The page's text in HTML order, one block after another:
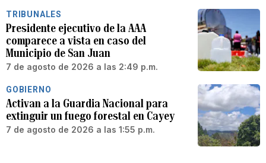
TRIBUNALES
Presidente ejecutivo de la AAA
comparece a vista en caso del
Municipio de San Juan
7 de agosto de 2026 a las 2:49 p.m.
GOBIERNO
Activan a la Guardia Nacional para
extinguir un fuego forestal en Cayey
7 de agosto de 2026 a las 1:55 p.m.